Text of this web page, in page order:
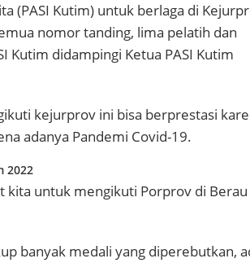
(PASI Kutim) untuk berlaga di
nomor tanding, lima pelatih dan
Kutim didampingi Ketua PASI Kutim
kejurprov ini bisa berprestasi
adanya Pandemi Covid-19.
2022
kita untuk mengikuti Porprov di Berau
banyak medali yang diperebutkan,